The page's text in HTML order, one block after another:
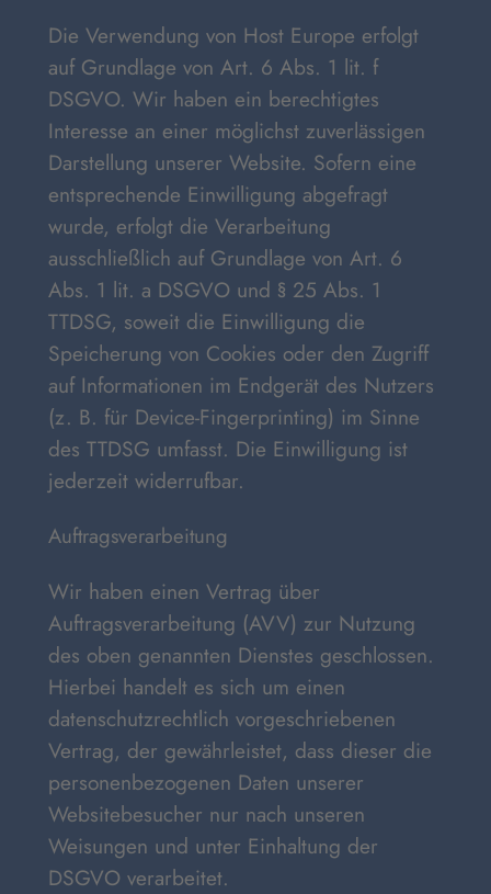
Die Verwendung von Host Europe erfolgt
auf Grundlage von Art. 6 Abs. 1 lit. f
DSGVO. Wir haben ein berechtigtes
Interesse an einer möglichst zuverlässigen
Darstellung unserer Website. Sofern eine
entsprechende Einwilligung abgefragt
wurde, erfolgt die Verarbeitung
ausschließlich auf Grundlage von Art. 6
Abs. 1 lit. a DSGVO und § 25 Abs. 1
TTDSG, soweit die Einwilligung die
Speicherung von Cookies oder den Zugriff
auf Informationen im Endgerät des Nutzers
(z. B. für Device-Fingerprinting) im Sinne
des TTDSG umfasst. Die Einwilligung ist
jederzeit widerrufbar.
Auftragsverarbeitung
Wir haben einen Vertrag über
Auftragsverarbeitung (AVV) zur Nutzung
des oben genannten Dienstes geschlossen.
Hierbei handelt es sich um einen
datenschutzrechtlich vorgeschriebenen
Vertrag, der gewährleistet, dass dieser die
personenbezogenen Daten unserer
Websitebesucher nur nach unseren
Weisungen und unter Einhaltung der
DSGVO verarbeitet.